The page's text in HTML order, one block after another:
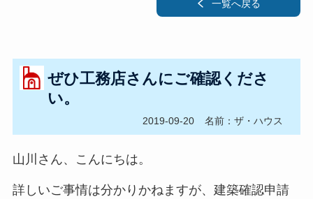
一覧へ戻る
ぜひ工務店さんにご確認くださ
い。
2019-09-20 名前：ザ・ハウス
山川さん、こんにちは。
詳しいご事情は分かりかねますが、建築確認申請